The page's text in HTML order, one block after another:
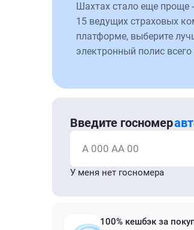
Шахтах стало еще проще
15 ведущих страховых
платформе, выберите
электронный полис
Введите госномер
А 000 АА 00
У меня нет госномера
100% кешбэк за